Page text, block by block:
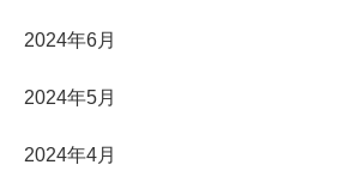
2024年6月
2024年5月
2024年4月